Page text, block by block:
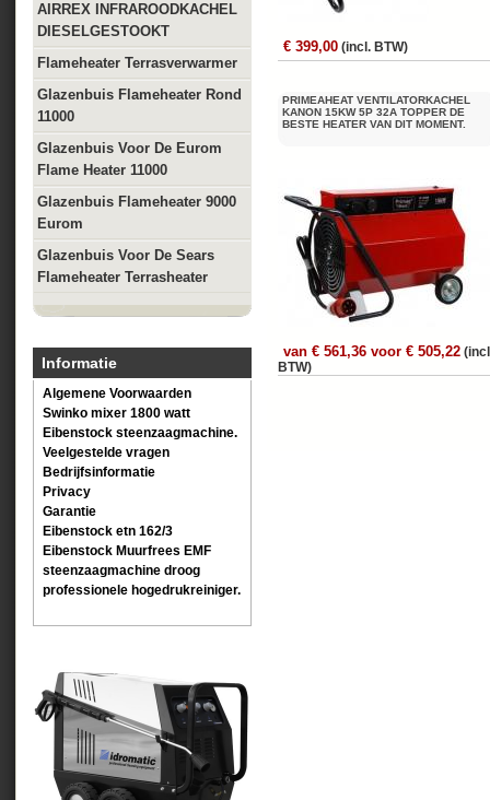
AIRREX INFRAROODKACHEL
DIESELGESTOOKT
Flameheater Terrasverwarmer
Glazenbuis Flameheater Rond
11000
Glazenbuis Voor De Eurom
Flame Heater 11000
Glazenbuis Flameheater 9000
Eurom
Glazenbuis Voor De Sears
Flameheater Terrasheater
Informatie
Algemene Voorwaarden
Swinko mixer 1800 watt
Eibenstock steenzaagmachine.
Veelgestelde vragen
Bedrijfsinformatie
Privacy
Garantie
Eibenstock etn 162/3
Eibenstock Muurfrees EMF
steenzaagmachine droog
professionele hogedrukreiniger.
€ 399,00 (incl. BTW)
PRIMEAHEAT VENTILATORKACHEL
KANON 15KW 5P 32A TOPPER DE
BESTE HEATER VAN DIT MOMENT.
van € 561,36 voor € 505,22
BTW)